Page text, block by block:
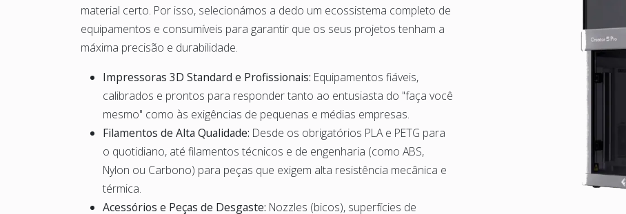
material certo. Por isso, selecionámos a dedo um ecossistema completo de
equipamentos e consumíveis para garantir que os seus projetos tenham a
máxima precisão e durabilidade.
Impressoras 3D Standard e Profissionais: Equipamentos fiáveis,
calibrados e prontos para responder tanto ao entusiasta do "faça você
mesmo" como às exigências de pequenas e médias empresas.
Filamentos de Alta Qualidade: Desde os obrigatórios PLA e PETG para
o quotidiano, até filamentos técnicos e de engenharia (como ABS,
Nylon ou Carbono) para peças que exigem alta resistência mecânica e
térmica.
Acessórios e Peças de Desgaste: Nozzles (bicos), superfícies de